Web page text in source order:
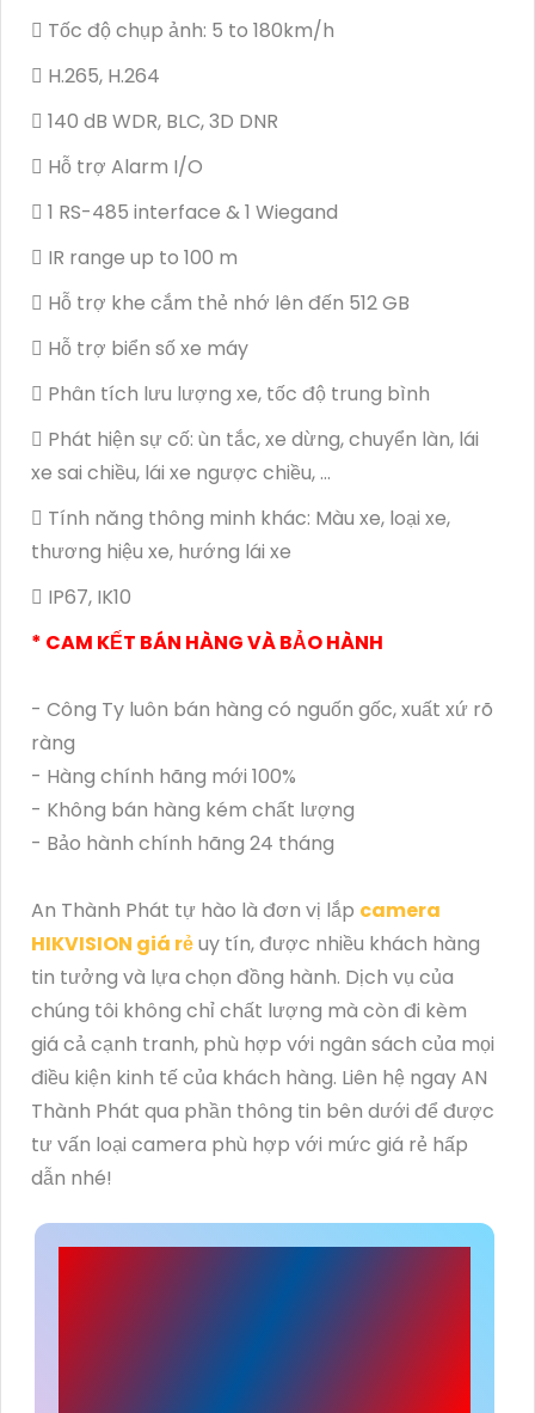
 Tốc độ chụp ảnh: 5 to 180km/h
 H.265, H.264
 140 dB WDR, BLC, 3D DNR
 Hỗ trợ Alarm I/O
 1 RS-485 interface & 1 Wiegand
 IR range up to 100 m
 Hỗ trợ khe cắm thẻ nhớ lên đến 512 GB
 Hỗ trợ biển số xe máy
 Phân tích lưu lượng xe, tốc độ trung bình
 Phát hiện sự cố: ùn tắc, xe dừng, chuyển làn, lái
xe sai chiều, lái xe ngược chiều, …
 Tính năng thông minh khác: Màu xe, loại xe,
thương hiệu xe, hướng lái xe
 IP67, IK10
* CAM KẾT BÁN HÀNG VÀ BẢO HÀNH
- Công Ty luôn bán hàng có nguốn gốc, xuất xứ rõ
ràng
- Hàng chính hãng mới 100%
- Không bán hàng kém chất lượng
- Bảo hành chính hãng 24 tháng
An Thành Phát tự hào là đơn vị lắp camera
HIKVISION giá rẻuy tín, được nhiều khách hàng
tin tưởng và lựa chọn đồng hành. Dịch vụ của
chúng tôi không chỉ chất lượng mà còn đi kèm
giá cả cạnh tranh, phù hợp với ngân sách của mọi
điều kiện kinh tế của khách hàng. Liên hệ ngay AN
Thành Phát qua phần thông tin bên dưới để được
tư vấn loại camera phù hợp với mức giá rẻ hấp
dẫn nhé!